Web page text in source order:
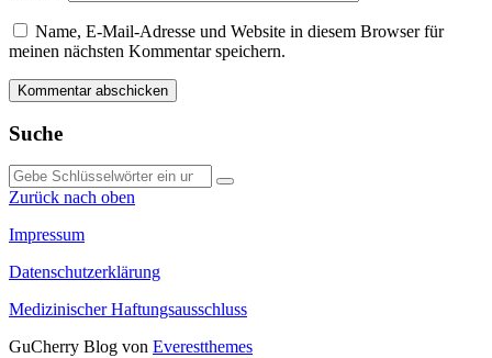
Name, E-Mail-Adresse und Website in diesem Browser für
meinen nächsten Kommentar speichern.
Suche
Suche
nach:
Zurück nach oben
Impressum
Datenschutzerklärung
Medizinischer Haftungsausschluss
GuCherry Blog von Everestthemes